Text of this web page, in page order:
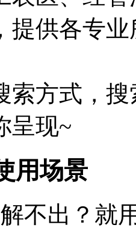
提供各专
索方式，
呈现~
用场景
不出？就